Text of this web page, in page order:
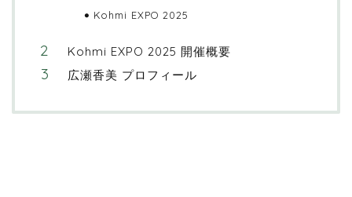
Kohmi EXPO 2025
Kohmi EXPO 2025 開催概要
広瀬香美 プロフィール